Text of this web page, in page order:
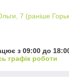
7 (раніше
з 09:00 до
графік роботи